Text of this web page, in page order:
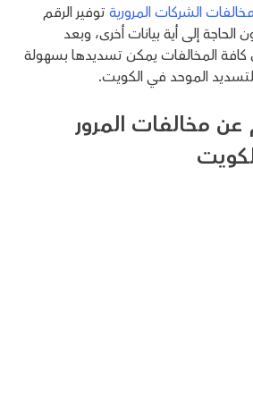
الشركات المرورية توفير الرقم
الحاجة إلى أية بيانات أخرى، وبعد
المخالفات يمكن تسديدها بسهولة
الموحد في الكويت.
عن مخالفات المرور